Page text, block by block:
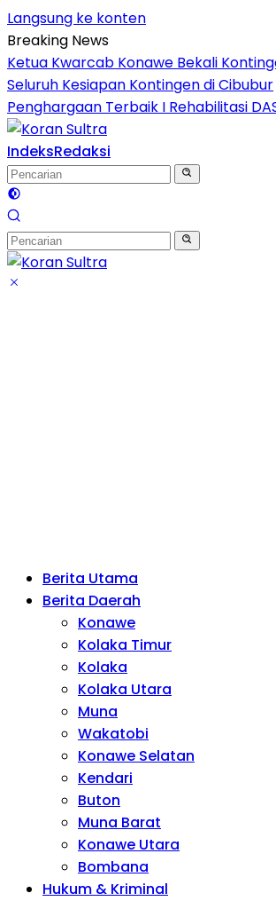
Langsung ke konten
Breaking News
Ketua Kwarcab Konawe Bekali
Seluruh Kesiapan Kontingen di Cibubur
Penghargaan Terbaik I Rehabilitasi
IndeksRedaksi
Berita Utama
Berita Daerah
Konawe
Kolaka Timur
Kolaka
Kolaka Utara
Muna
Wakatobi
Konawe Selatan
Kendari
Buton
Muna Barat
Konawe Utara
Bombana
Hukum & Kriminal